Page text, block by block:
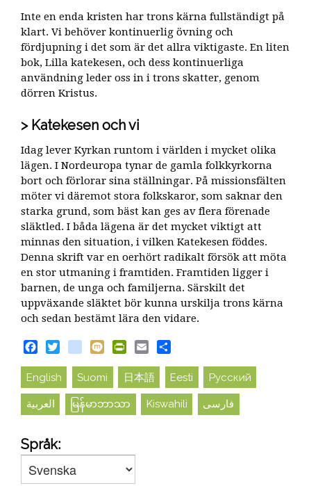
Inte en enda kristen har trons kärna fullständigt på
klart. Vi behöver kontinuerlig övning och
fördjupning i det som är det allra viktigaste. En liten
bok, Lilla katekesen, och dess kontinuerliga
användning leder oss in i trons skatter, genom
dörren Kristus.
Katekesen och vi
Idag lever Kyrkan runtom i världen i mycket olika
lägen. I Nordeuropa tynar de gamla folkkyrkorna
bort och förlorar sina ställningar. På missionsfälten
möter vi däremot stora folkskaror, som saknar den
starka grund, som bäst kan ges av flera förenade
släktled. I båda lägena är det mycket viktigt att
minnas den situation, i vilken Katekesen föddes.
Denna skrift var en oerhört radikalt försök att möta
en stor utmaning i framtiden. Framtiden ligger i
barnen, de unga och familjerna. Särskilt det
uppväxande släktet bör kunna urskilja trons kärna
och sedan bestämt lära den vidare.
FacebookTwitterblogger_post
Mixi PrintFriendly
Email
English Suomi 日本語 Eesti Русский
العربية မြန်မာဘာသာ Kiswahili فارسی
Språk: